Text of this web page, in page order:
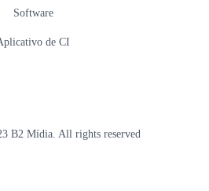
Software
de CI
B2 Mídia. All rights reserved